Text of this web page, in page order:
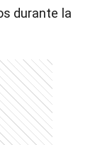
durante la